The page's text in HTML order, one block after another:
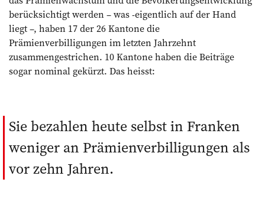
berücksichtigt werden – was -eigentlich auf der Hand
liegt –, haben 17 der 26 Kantone die
Prämienverbilligungen im letzten Jahrzehnt
zusammengestrichen. 10 Kantone haben die Beiträge
sogar nominal gekürzt. Das heisst:
Sie bezahlen heute selbst in Franken
weniger an Prä­mienverbilligungen als
vor zehn Jahren.